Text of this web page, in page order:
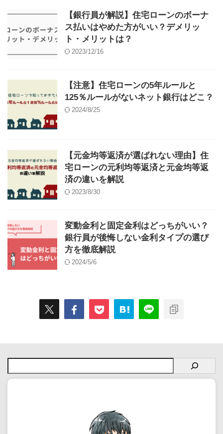
【銀行員が解説】住宅ローンのボーナ
ス払いはやめた方がいい？デメリッ
ト・メリットは？
2023/12/16
【注意】住宅ローンの5年ルールと
125％ルールがないネット銀行はどこ？
2024/8/25
【元金均等返済が選ばれない理由】住
宅ローンの元利均等返済と元金均等返
済の違いを解説
2023/8/30
変動金利と固定金利はどっちがいい？
銀行員が後悔しない金利タイプの選び
方を徹底解説
2024/5/6